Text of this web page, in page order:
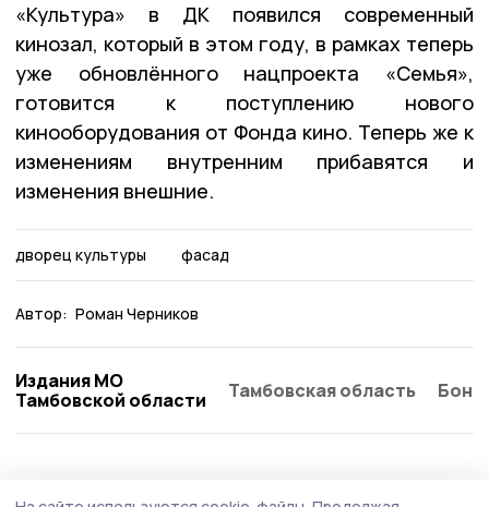
«Культура» в ДК появился современный
кинозал, который в этом году, в рамках теперь
уже обновлённого нацпроекта «Семья»,
готовится к поступлению нового
кинооборудования от Фонда кино. Теперь же к
изменениям внутренним прибавятся и
изменения внешние.
дворец культуры фасад
Автор: Роман Черников
Издания МО
Тамбовской области
Тамбовская область